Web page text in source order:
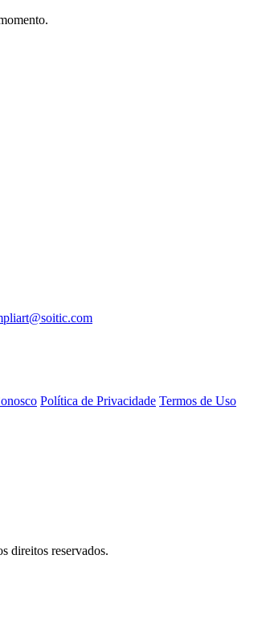
Política de Privacidade Termos de Uso
direitos reservados.